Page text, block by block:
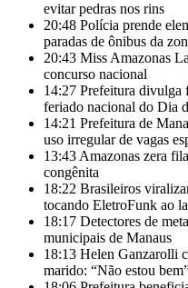
evitar pedras nos rins
20:48 Polícia prende
paradas de ônibus da
20:43 Miss Amazonas
concurso nacional
14:27 Prefeitura divulga
feriado nacional do Dia
14:21 Prefeitura de
uso irregular de vagas
13:43 Amazonas zera
congênita
18:22 Brasileiros
tocando EletroFunk ao
18:17 Detectores de
municipais de Manaus
18:13 Helen Ganzarolli
marido: “Não estou